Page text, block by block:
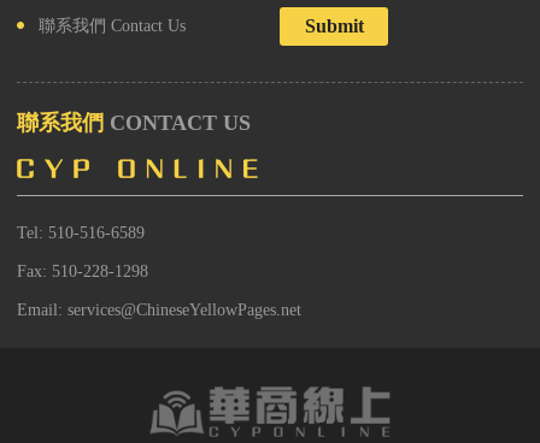
聯系我們 Contact Us Submit
聯系我們 CONTACT US
Tel: 510-516-6589
Fax: 510-228-1298
Email: services@ChineseYellowPages.net